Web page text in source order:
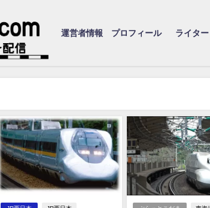
運営者情報 プロフィール ライタ